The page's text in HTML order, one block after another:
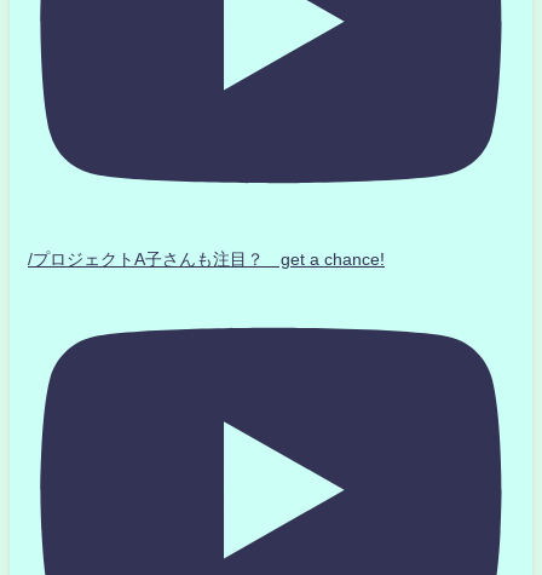
/プロジェクトA子さんも注目？ get a chance!